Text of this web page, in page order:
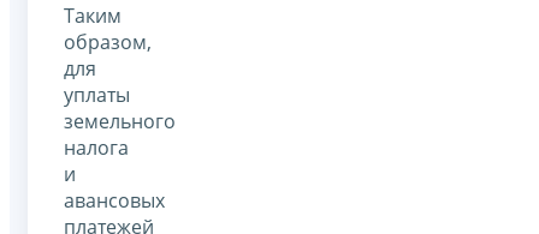
Таким
образом,
для
уплаты
земельного
налога
и
авансовых
платежей